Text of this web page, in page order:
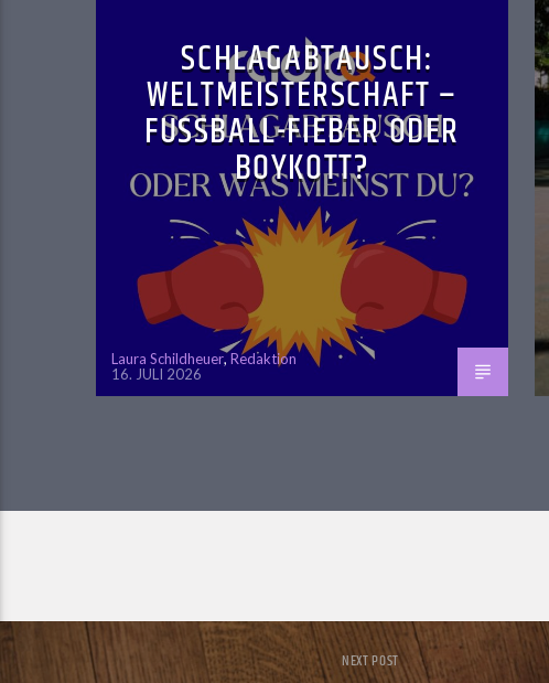
SCHLAGABTAUSCH:
WELTMEISTERSCHAFT –
FUSSBALL-FIEBER ODER B
OYKOTT?
Laura Schildheuer,Redaktion
16. JULI 2026
NEXT POST